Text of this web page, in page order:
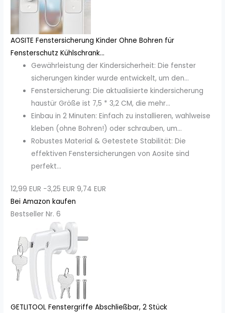
AOSITE Fenstersicherung Kinder Ohne Bohren für
Fensterschutz Kühlschrank...
Gewährleistung der Kindersicherheit: Die fenster
sicherungen kinder wurde entwickelt, um den...
Fenstersicherung: Die aktualisierte kindersicherung
haustür Größe ist 7,5 * 3,2 CM, die mehr...
Einbau in 2 Minuten: Einfach zu installieren, wahlweise
kleben (ohne Bohren!) oder schrauben, um...
Robustes Material & Getestete Stabilität: Die
effektiven Fenstersicherungen von Aosite sind
perfekt...
12,99 EUR −3,25 EUR 9,74 EUR
Bei Amazon kaufen
Bestseller Nr. 6
GETLITOOL Fenstergriffe Abschließbar, 2 Stück